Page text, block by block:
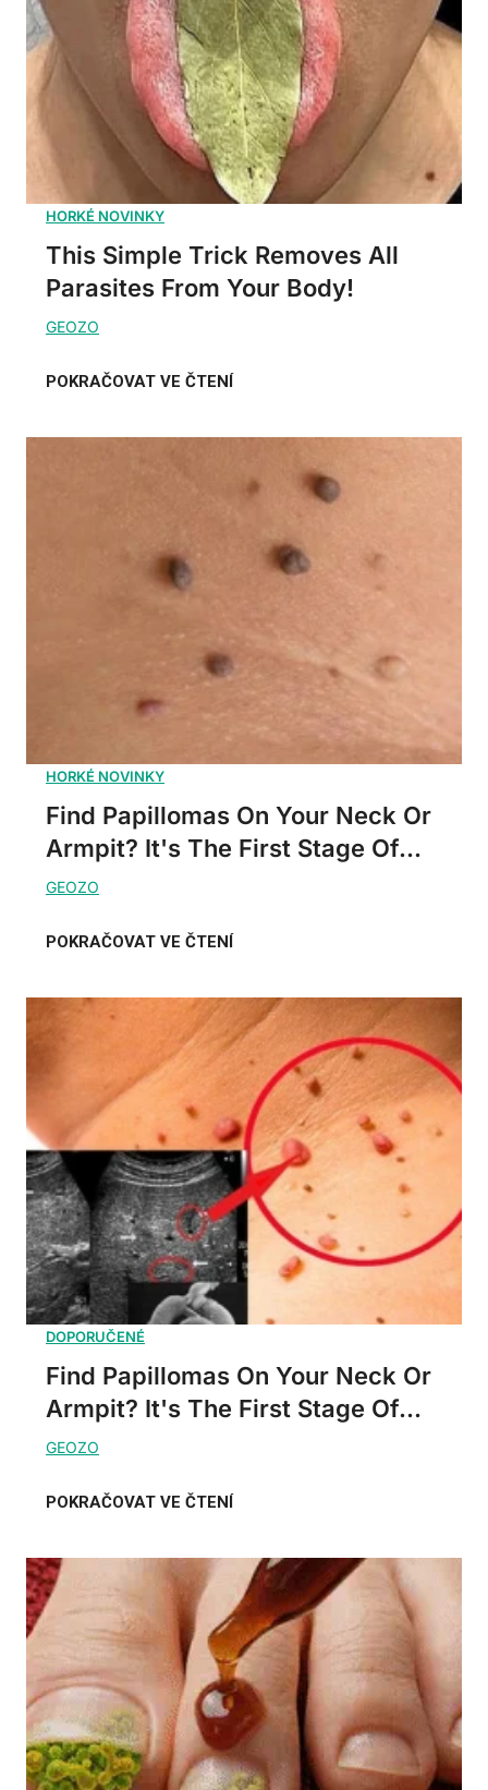
This Simple Trick Removes All
Parasites From Your Body!
Find Papillomas On Your Neck Or
Armpit? It's The First Stage Of...
Find Papillomas On Your Neck Or
Armpit? It's The First Stage Of...